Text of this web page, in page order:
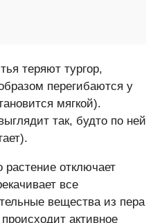
теряют тургор,
перегибаются у
мягкой).
так, будто по ней
растение отключает
все
вещества из пера
активное